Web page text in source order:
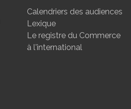
Calendriers des audiences
Lexique
Le registre du Commerce
à l'international